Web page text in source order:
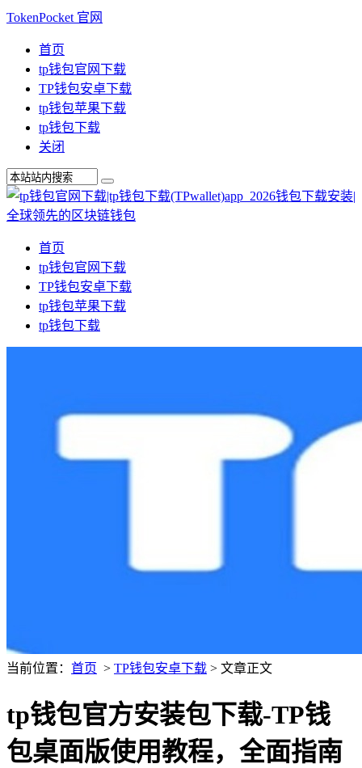
TokenPocket 官网
首页
tp钱包官网下载
TP钱包安卓下载
tp钱包苹果下载
tp钱包下载
关闭
首页
tp钱包官网下载
TP钱包安卓下载
tp钱包苹果下载
tp钱包下载
当前位置： 首页 > TP钱包安卓下载 > 文章正文
tp钱包官方安装包下载-TP钱
包桌面版使用教程，全面指南